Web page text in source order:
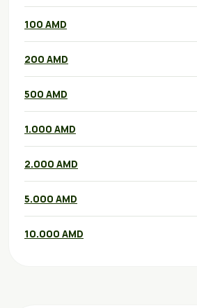
100 AMD
200 AMD
500 AMD
1.000 AMD
2.000 AMD
5.000 AMD
10.000 AMD